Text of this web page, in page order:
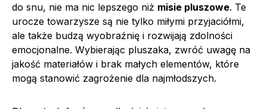
do snu, nie ma nic lepszego niż misie pluszowe. Te
urocze towarzysze są nie tylko miłymi przyjaciółmi,
ale także budzą wyobraźnię i rozwijają zdolności
emocjonalne. Wybierając pluszaka, zwróć uwagę na
jakość materiałów i brak małych elementów, które
mogą stanowić zagrożenie dla najmłodszych.